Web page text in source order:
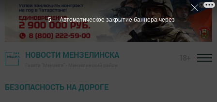
НОВОСТИ МЕНЗЕЛИНСКА
БЕЗОПАСНОСТЬ НА ДОРОГЕ
4 Автоматическое закрытие баннера через